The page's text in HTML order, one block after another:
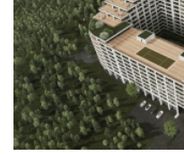
Մասկը մերժել է
Starlink-ը
կառավարելու